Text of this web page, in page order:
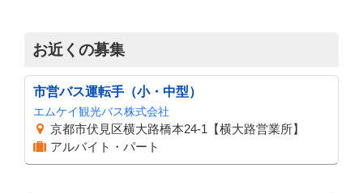
お近くの募集
市営バス運転手（小・中型）
エムケイ観光バス株式会社
京都市伏見区横大路橋本24-1【横大路営業所】
アルバイト・パート